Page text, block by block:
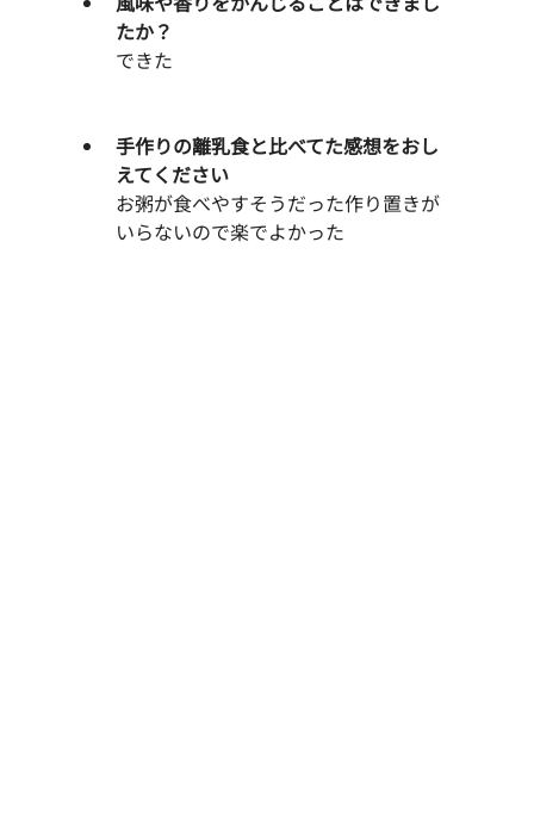
たか？
できた
手作りの離乳食と比べてた感想をおし
えてください
お粥が食べやすそうだった作り置きが
いらないので楽でよかった